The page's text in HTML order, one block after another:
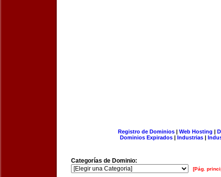
Registro de Dominios| Web Hosting |
Dominios Expirados | Industrias |
Categorías de Dominio:
[Pág.